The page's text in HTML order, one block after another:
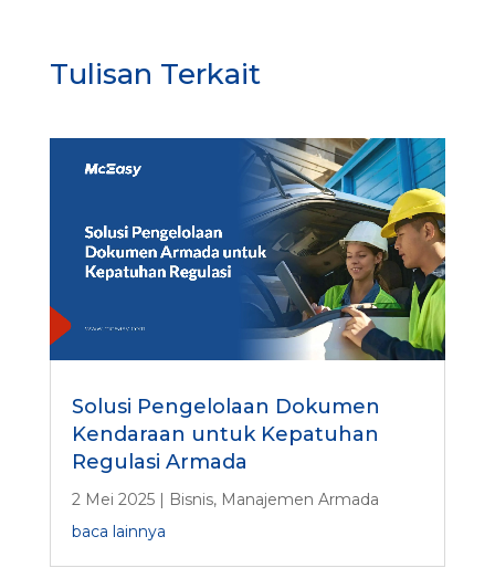
Tulisan Terkait
Solusi Pengelolaan Dokumen
Kendaraan untuk Kepatuhan
Regulasi Armada
2 Mei 2025| Bisnis, Manajemen Armada
baca lainnya